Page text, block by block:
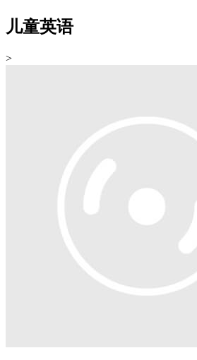
儿童英语
>